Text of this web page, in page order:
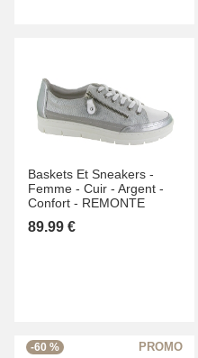
Baskets Et Sneakers -
Femme - Cuir - Argent -
Confort - REMONTE
89.99 €
-60 %